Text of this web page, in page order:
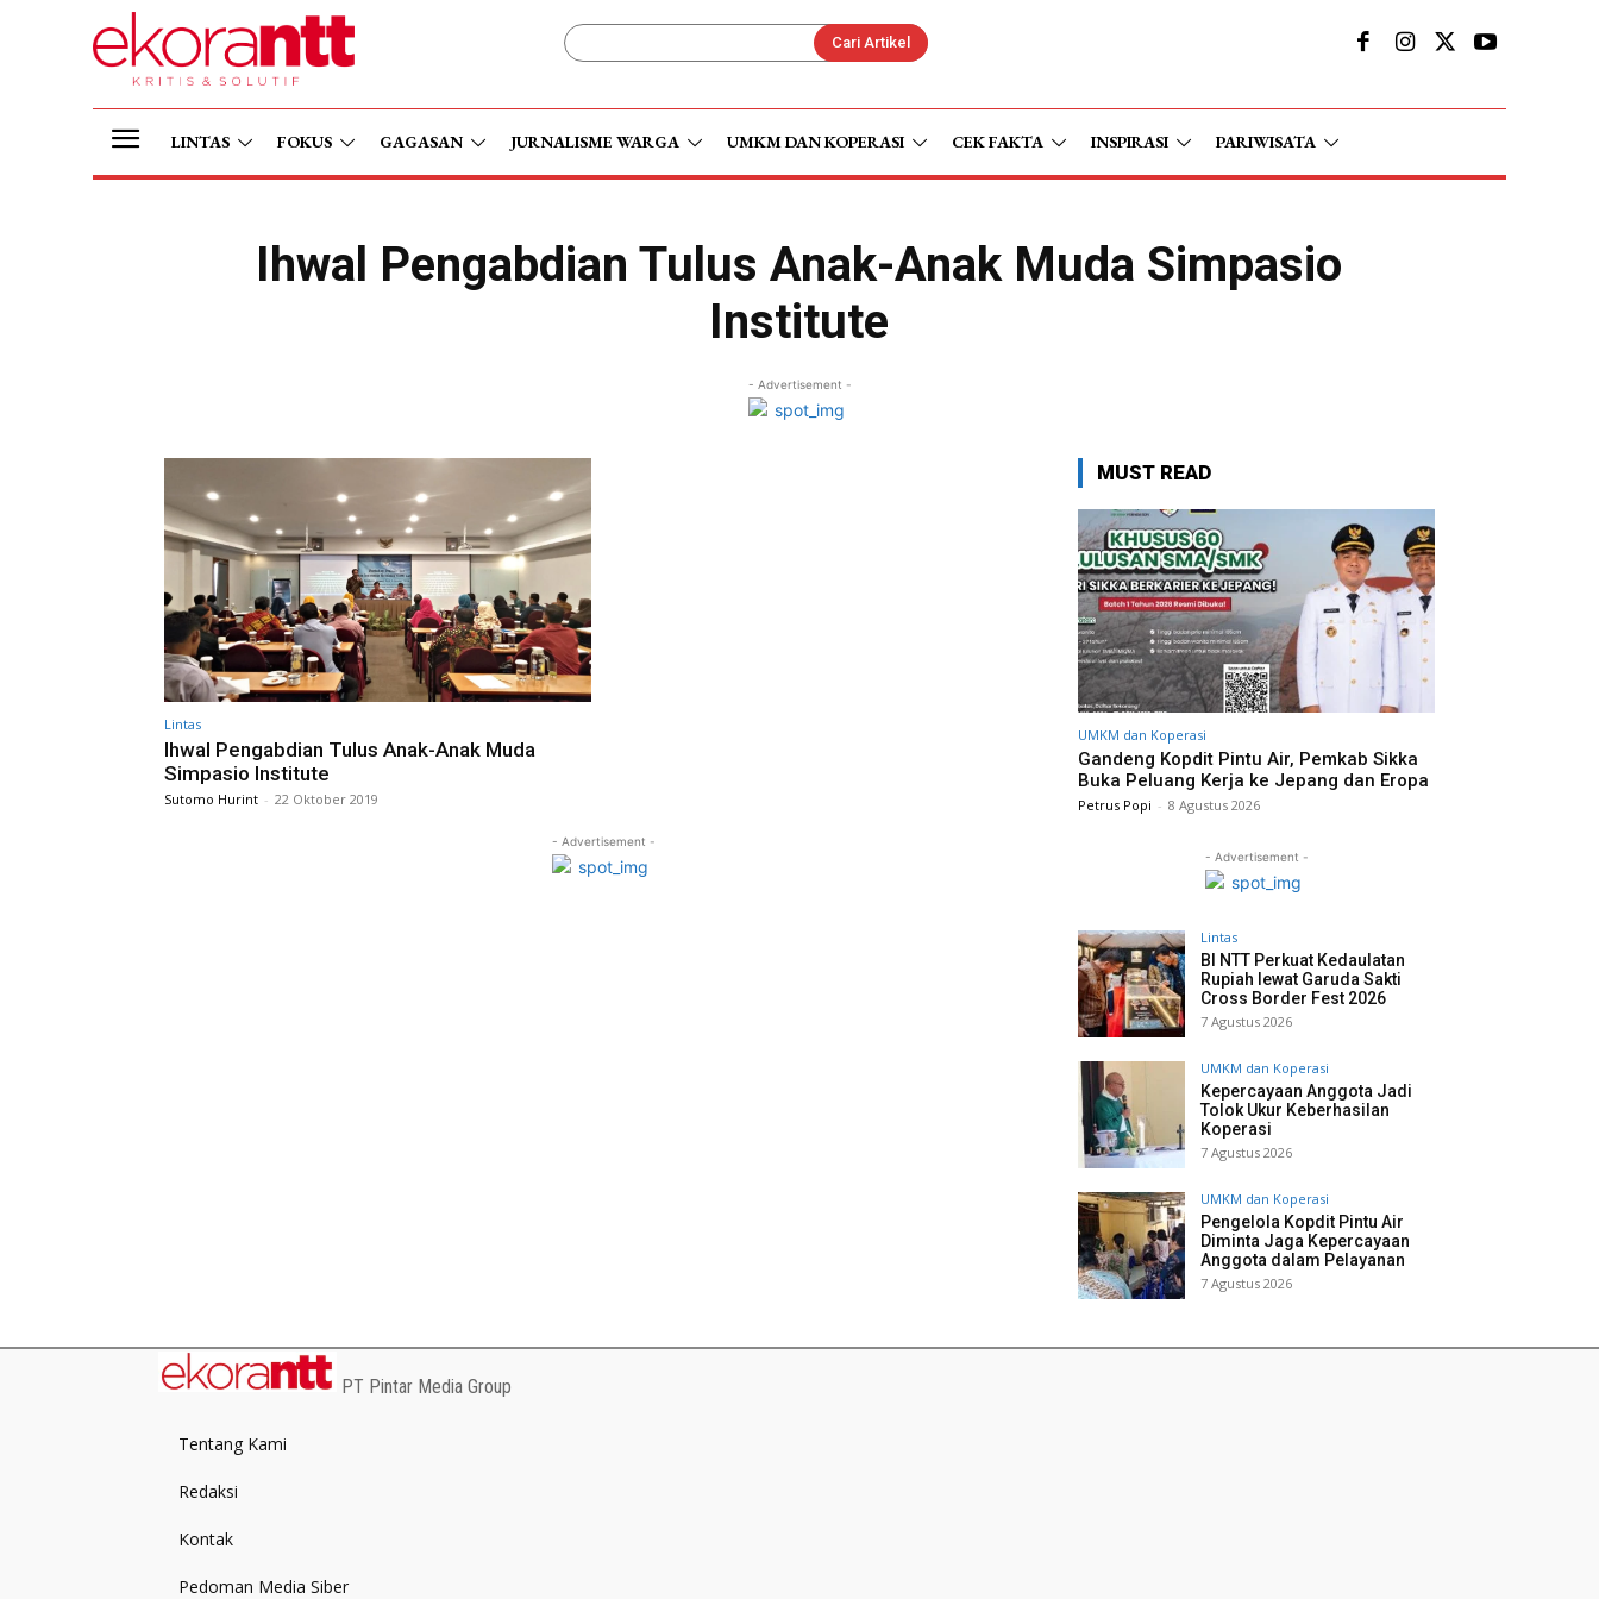
Cari Artikel
LINTAS FOKUS GAGASAN JURNALISME WARGA UMKM DAN KOPERASI CEK FAKTA INSPIRASI PARIWISATA
Ihwal Pengabdian Tulus Anak-Anak Muda Simpasio
Institute
- Advertisement -
Lintas
Ihwal Pengabdian Tulus Anak-Anak Muda
Simpasio Institute
Sutomo Hurint - 22 Oktober 2019
- Advertisement -
MUST READ
UMKM dan Koperasi
Gandeng Kopdit Pintu Air, Pemkab Sikka
Buka Peluang Kerja ke Jepang dan Eropa
Petrus Popi - 8 Agustus 2026
- Advertisement -
Lintas
BI NTT Perkuat Kedaulatan
Rupiah lewat Garuda Sakti
Cross Border Fest 2026
7 Agustus 2026
UMKM dan Koperasi
Kepercayaan Anggota Jadi
Tolok Ukur Keberhasilan
Koperasi
7 Agustus 2026
UMKM dan Koperasi
Pengelola Kopdit Pintu Air
Diminta Jaga Kepercayaan
Anggota dalam Pelayanan
7 Agustus 2026
PT Pintar Media Group
Tentang Kami
Redaksi
Kontak
Pedoman Media Siber